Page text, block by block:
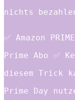
nichts
✅ Amazon
Prime Abo ✅
diesem Trick
Prime Day